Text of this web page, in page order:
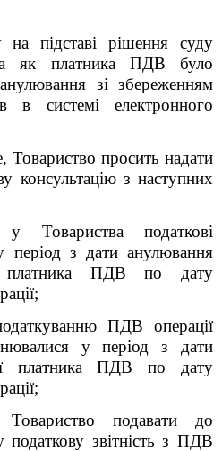
підставі рішення суду
як платника ПДВ було
зі збереженням
в системі електронного
Товариство просить надати
консультацію з наступних
податкові
з дати анулювання
платника ПДВ по дату
ПДВ операції
у період з дати
платника ПДВ по дату
подавати до
звітність з ПДВ